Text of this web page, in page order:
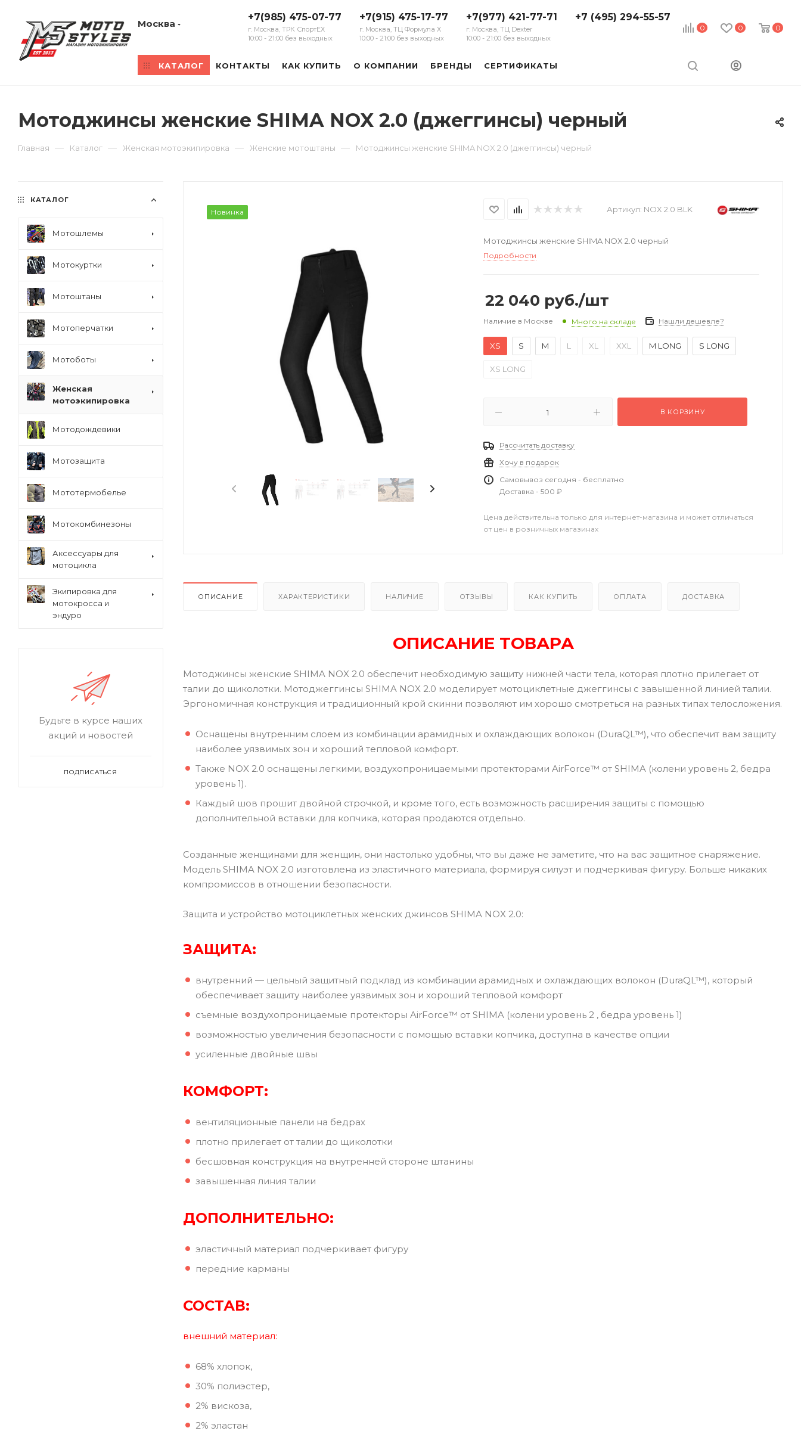
0 0 0
Москва
+7(985) 475-07-77
г. Москва, ТРК СпортЕХ
10:00 - 21:00 без выходных
+7(915) 475-17-77
г. Москва, ТЦ Формула Х
10:00 - 21:00 без выходных
+7(977) 421-77-71
г. Москва, ТЦ Dexter
10:00 - 21:00 без выходных
+7 (495) 294-55-57
КАТАЛОГ КОНТАКТЫ КАК КУПИТЬ О КОМПАНИИ БРЕНДЫ СЕРТИФИКАТЫ
Мотоджинсы женские SHIMA NOX 2.0 (джеггинсы) черный
Главная — Каталог — Женская мотоэкипировка — Женские мотоштаны — Мотоджинсы женские SHIMA NOX 2.0 (джеггинсы) черный
Новинка Артикул: NOX 2.0 BLK
Мотоджинсы женские SHIMA NOX 2.0 черный
Подробности
22 040 руб./шт
Наличие в Москве Много на складе Нашли дешевле?
XS S M L XL XXL M LONG S LONG
XS LONG
В КОРЗИНУ
Рассчитать доставку
Хочу в подарок
Самовывоз сегодня - бесплатно
Доставка - 500 ₽
Цена действительна только для интернет-магазина и может отличаться
от цен в розничных магазинах
ОПИСАНИЕ ХАРАКТЕРИСТИКИ НАЛИЧИЕ ОТЗЫВЫ КАК КУПИТЬ ОПЛАТА ДОСТАВКА
ОПИСАНИЕ ТОВАРА
Мотоджинсы женские SHIMA NOX 2.0 обеспечит необходимую защиту нижней части тела, которая плотно прилегает от
талии до щиколотки. Мотоджеггинсы SHIMA NOX 2.0 моделирует мотоциклетные джеггинсы с завышенной линией талии.
Эргономичная конструкция и традиционный крой скинни позволяют им хорошо смотреться на разных типах телосложения.
Оснащены внутренним слоем из комбинации арамидных и охлаждающих волокон (DuraQL™), что обеспечит вам защиту
наиболее уязвимых зон и хороший тепловой комфорт.
Также NOX 2.0 оснащены легкими, воздухопроницаемыми протекторами AirForce™ от SHIMA (колени уровень 2, бедра
уровень 1).
Каждый шов прошит двойной строчкой, и кроме того, есть возможность расширения защиты с помощью
дополнительной вставки для копчика, которая продаются отдельно.
Созданные женщинами для женщин, они настолько удобны, что вы даже не заметите, что на вас защитное снаряжение.
Модель SHIMA NOX 2.0 изготовлена из эластичного материала, формируя силуэт и подчеркивая фигуру. Больше никаких
компромиссов в отношении безопасности.
Защита и устройство мотоциклетных женских джинсов SHIMA NOX 2.0:
ЗАЩИТА:
внутренний — цельный защитный подклад из комбинации арамидных и охлаждающих волокон (DuraQL™), который
обеспечивает защиту наиболее уязвимых зон и хороший тепловой комфорт
съемные воздухопроницаемые протекторы AirForce™ от SHIMA (колени уровень 2 , бедра уровень 1)
возможностью увеличения безопасности с помощью вставки копчика, доступна в качестве опции
усиленные двойные швы
КОМФОРТ:
вентиляционные панели на бедрах
плотно прилегает от талии до щиколотки
бесшовная конструкция на внутренней стороне штанины
завышенная линия талии
ДОПОЛНИТЕЛЬНО:
эластичный материал подчеркивает фигуру
передние карманы
СОСТАВ:
внешний материал:
68% хлопок,
30% полиэстер,
2% вискоза,
2% эластан
КАТАЛОГ
Мотошлемы
Мотокуртки
Мотоштаны
Мотоперчатки
Мотоботы
Женская
мотоэкипировка
Мотодождевики
Мотозащита
Мототермобелье
Мотокомбинезоны
Аксессуары для
мотоцикла
Экипировка для
мотокросса и
эндуро
Будьте в курсе наших
акций и новостей
ПОДПИСАТЬСЯ